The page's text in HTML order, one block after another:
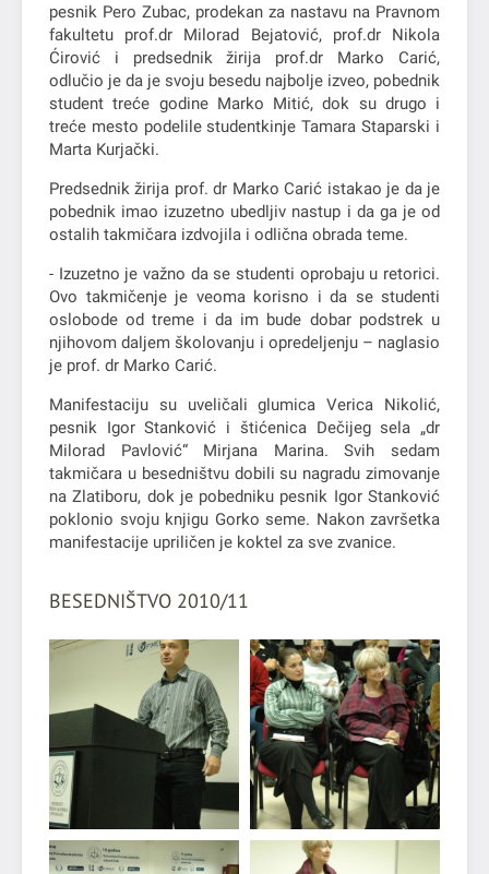
pesnik Pero Zubac, prodekan za nastavu na Pravnom
fakultetu prof.dr Milorad Bejatović, prof.dr Nikola
Ćirović i predsednik žirija prof.dr Marko Carić,
odlučio je da je svoju besedu najbolje izveo, pobednik
student treće godine Marko Mitić, dok su drugo i
treće mesto podelile studentkinje Tamara Staparski i
Marta Kurjački.
Predsednik žirija prof. dr Marko Carić istakao je da je
pobednik imao izuzetno ubedljiv nastup i da ga je od
ostalih takmičara izdvojila i odlična obrada teme.
- Izuzetno je važno da se studenti oprobaju u retorici.
Ovo takmičenje je veoma korisno i da se studenti
oslobode od treme i da im bude dobar podstrek u
njihovom daljem školovanju i opredeljenju – naglasio
je prof. dr Marko Carić.
Manifestaciju su uveličali glumica Verica Nikolić,
pesnik Igor Stanković i štićenica Dečijeg sela „dr
Milorad Pavlović“ Mirjana Marina. Svih sedam
takmičara u besedništvu dobili su nagradu zimovanje
na Zlatiboru, dok je pobedniku pesnik Igor Stanković
poklonio svoju knjigu Gorko seme. Nakon završetka
manifestacije upriličen je koktel za sve zvanice.
BESEDNIŠTVO 2010/11